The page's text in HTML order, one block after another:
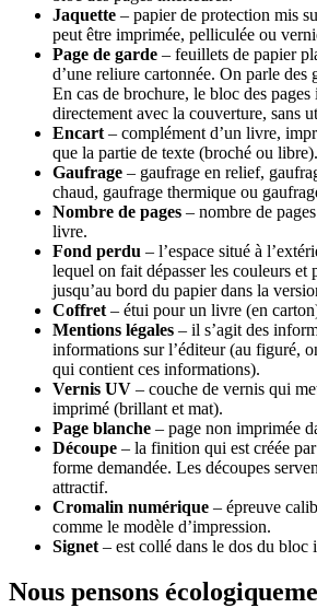
Jaquette – papier de protection mis
peut être imprimée, pelliculée ou
Page de garde – feuillets de papier
d’une reliure cartonnée. On parle des
En cas de brochure, le bloc des pages
directement avec la couverture, sans
Encart – complément d’un livre,
que la partie de texte (broché ou libre).
Gaufrage – gaufrage en relief,
chaud, gaufrage thermique ou
Nombre de pages – nombre de
livre.
Fond perdu – l’espace situé à
lequel on fait dépasser les couleurs
jusqu’au bord du papier dans la
Coffret – étui pour un livre (en
Mentions légales – il s’agit des
informations sur l’éditeur (au figuré,
qui contient ces informations).
Vernis UV – couche de vernis qui
imprimé (brillant et mat).
Page blanche – page non imprimée
Découpe – la finition qui est créée
forme demandée. Les découpes
attractif.
Cromalin numérique – épreuve
comme le modèle d’impression.
Signet – est collé dans le dos du bloc
Nous pensons